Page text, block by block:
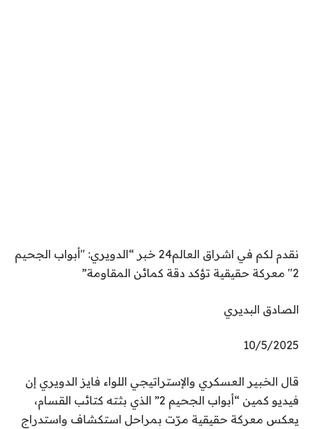
نقدم لكم في اشراق العالم24 خبر “الدويري: "أبواب الجحيم
2" معركة حقيقية تؤكد دقة كمائن المقاومة”
الصادق البديري
10/5/2025
قال الخبير العسكري والإستراتيجي اللواء فايز الدويري إن
فيديو كمين “أبواب الجحيم 2” الذي بثته كتائب القسام،
يعكس معركة حقيقية مرّت بمراحل استكشاف واستدراج